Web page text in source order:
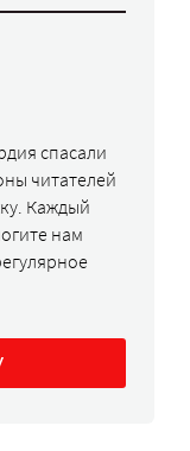
спасали
читателей
Каждый
нам